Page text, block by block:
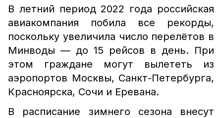
В летний период 2022 года российская
авиакомпания побила все рекорды,
поскольку увеличила число перелётов в
Минводы — до 15 рейсов в день. При
этом граждане могут вылететь из
аэропортов Москвы, Санкт-Петербурга,
Красноярска, Сочи и Еревана.
В расписание зимнего сезона внесут